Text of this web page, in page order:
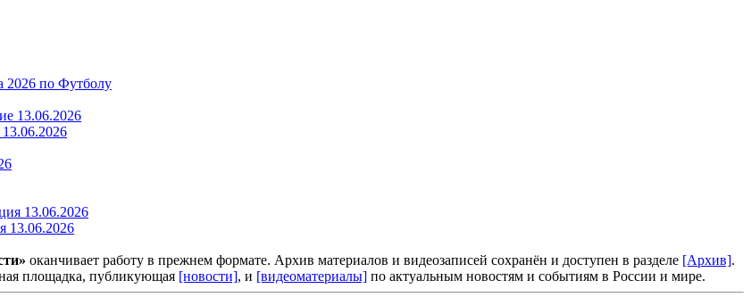
по Футболу
13.06.2026
оканчивает работу в прежнем формате. Архив материалов и видеозаписей сохранён и доступен в разделе [Архив].
площадка, публикующая [новости], и [видеоматериалы] по актуальным новостям и событиям в России и мире.